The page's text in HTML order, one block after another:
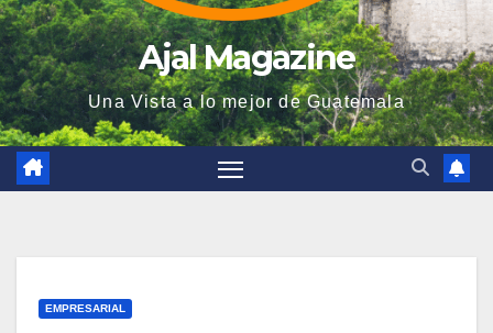
Ajal Magazine
Una Vista a lo mejor de Guatemala
EMPRESARIAL